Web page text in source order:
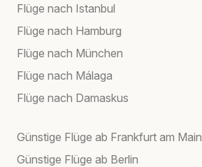
Flüge nach Istanbul
Flüge nach Hamburg
Flüge nach München
Flüge nach Málaga
Flüge nach Damaskus
Günstige Flüge ab Frankfurt am Main
Günstige Flüge ab Berlin